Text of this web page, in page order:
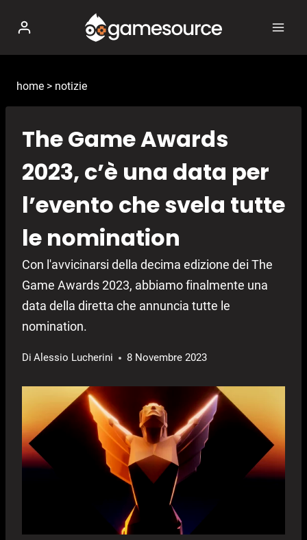
contenuto
home > notizie
The Game Awards
2023, c’è una data per
l’evento che svela tutte
le nomination
Con l'avvicinarsi della decima edizione dei The
Game Awards 2023, abbiamo finalmente una
data della diretta che annuncia tutte le
nomination.
Di Alessio Lucherini 8 Novembre 2023